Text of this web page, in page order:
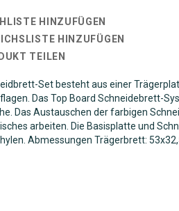
HINZUFÜGEN
HINZUFÜGEN
TEILEN
Set besteht aus einer
Das Top Board Schneidebrett-
Das Austauschen der farbigen
arbeiten. Die Basisplatte und
. Abmessungen Trägerbrett: